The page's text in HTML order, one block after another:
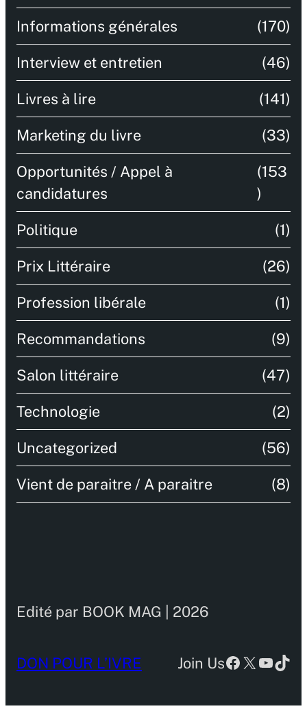
Informations générales (170)
Interview et entretien (46)
Livres à lire (141)
Marketing du livre (33)
Opportunités / Appel à
candidatures
(153
)
Politique (1)
Prix Littéraire (26)
Profession libérale (1)
Recommandations (9)
Salon littéraire (47)
Technologie (2)
Uncategorized (56)
Vient de paraitre / A paraitre (8)
Edité par BOOK MAG | 2026
DON POUR L’IVRE Join UsFacebook
X